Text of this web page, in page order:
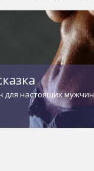
для настоящих мужчин